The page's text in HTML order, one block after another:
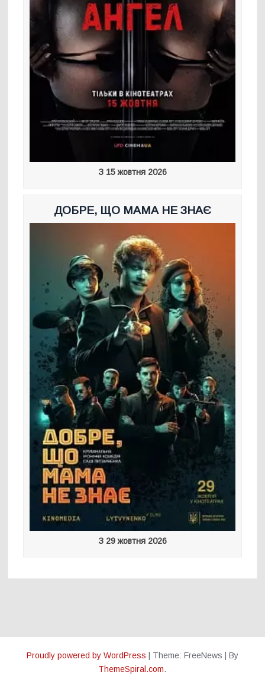
З 15 жовтня 2026
ДОБРЕ, ЩО МАМА НЕ ЗНАЄ
З 29 жовтня 2026
Proudly powered by WordPress Theme: FreeNews
By
ThemeSpiral.com.